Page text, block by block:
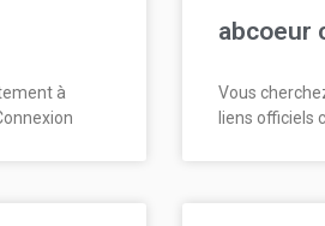
à
abcoeur
Vous
liens officiels